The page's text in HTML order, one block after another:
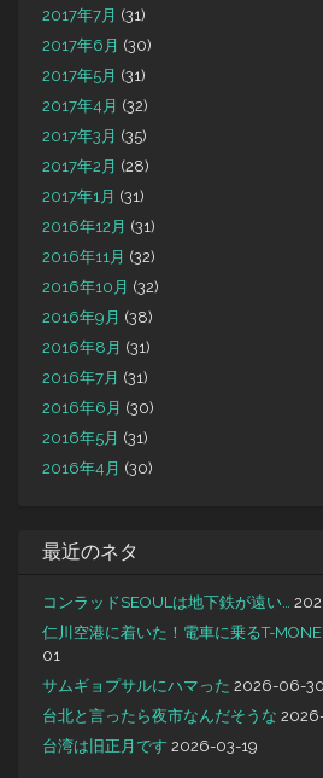
2017年7月 (31)
2017年6月 (30)
2017年5月 (31)
2017年4月 (32)
2017年3月 (35)
2017年2月 (28)
2017年1月 (31)
2016年12月 (31)
2016年11月 (32)
2016年10月 (32)
2016年9月 (38)
2016年8月 (31)
2016年7月 (31)
2016年6月 (30)
2016年5月 (31)
2016年4月 (30)
最近のネタ
コンラッドSEOULは地下鉄が遠い…
仁川空港に着いた！電車に乗るT-
01
サムギョプサルにハマった 2026-06-30
台北と言ったら夜市なんだそうな
台湾は旧正月です 2026-03-19